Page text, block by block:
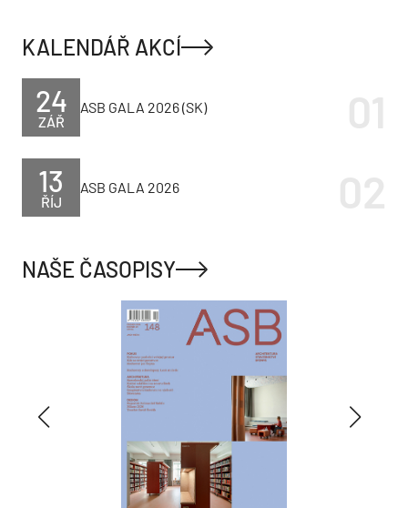
KALENDÁŘ AKCÍ
ZÁŘ
24 ASB GALA 2026 (SK)
ŘÍJ
13 ASB GALA 2026
NAŠE ČASOPISY